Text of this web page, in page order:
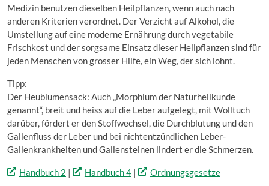
Medizin benutzen dieselben Heilpflanzen, wenn auch nach
anderen Kriterien verordnet. Der Verzicht auf Alkohol, die
Umstellung auf eine moderne Ernährung durch vegetabile
Frischkost und der sorgsame Einsatz dieser Heilpflanzen sind für
jeden Menschen von grosser Hilfe, ein Weg, der sich lohnt.
Tipp:
Der Heublumensack: Auch „Morphium der Naturheilkunde
genannt“, breit und heiss auf die Leber aufgelegt, mit Wolltuch
darüber, fördert er den Stoffwechsel, die Durchblutung und den
Gallenfluss der Leber und bei nichtentzündlichen Leber-
Gallenkrankheiten und Gallensteinen lindert er die Schmerzen.
Handbuch 2 | Handbuch 4| Ordnungsgesetze